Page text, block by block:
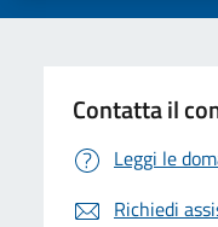
Contatta il
Leggi le
Richiedi